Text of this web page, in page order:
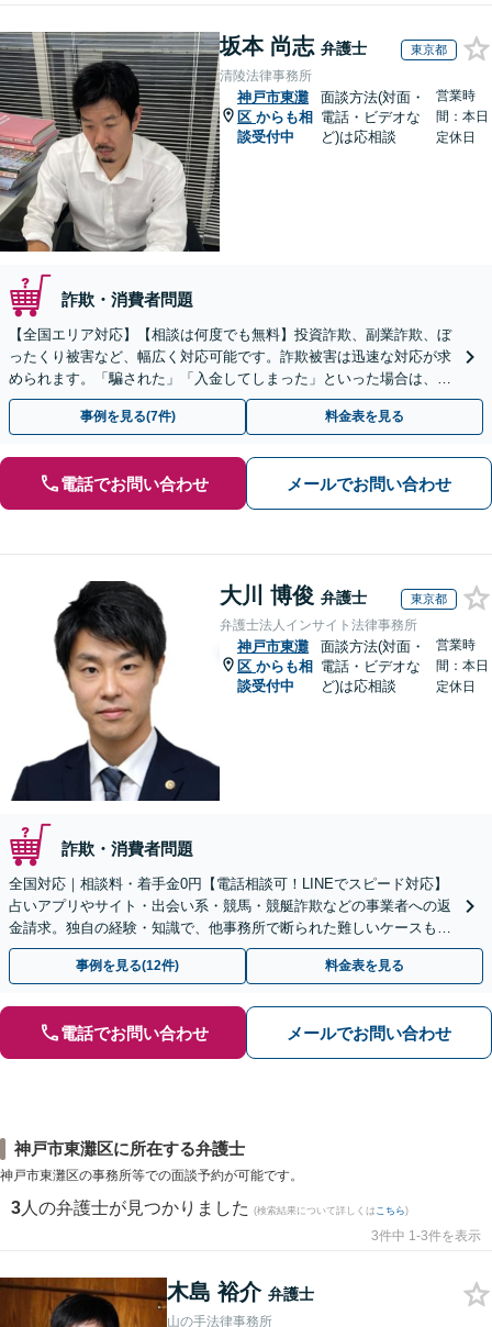
坂本 尚志 弁護士 東京都
清陵法律事務所
神戸市東灘
区 からも相
談受付中
面談方法(対面・
電話・ビデオな
ど)は応相談
営業時
間：本日
定休日
詐欺・消費者問題
【全国エリア対応】【相談は何度でも無料】投資詐欺、副業詐欺、ぼ
ったくり被害など、幅広く対応可能です。詐欺被害は迅速な対応が求
められます。「騙された」「入金してしまった」といった場合は、お
早めにご相談ください。【電話・メール・WEB相談可】
事例を見る(7件) 料金表を見る
電話でお問い合わせ メールでお問い合わせ
大川 博俊 弁護士 東京都
弁護士法人インサイト法律事務所
神戸市東灘
区 からも相
談受付中
面談方法(対面・
電話・ビデオな
ど)は応相談
営業時
間：本日
定休日
詐欺・消費者問題
全国対応｜相談料・着手金0円【電話相談可！LINEでスピード対応】
占いアプリやサイト・出会い系・競馬・競艇詐欺などの事業者への返
金請求。独自の経験・知識で、他事務所で断られた難しいケースも解
決に導いた実績あり。まずはお気軽にご相談ください
事例を見る(12件) 料金表を見る
電話でお問い合わせ メールでお問い合わせ
神戸市東灘区に所在する弁護士
神戸市東灘区の事務所等での面談予約が可能です。
3 人の弁護士が見つかりました (検索結果について詳しくは こちら)
3件中 1-3件を表示
木島 裕介 弁護士
山の手法律事務所